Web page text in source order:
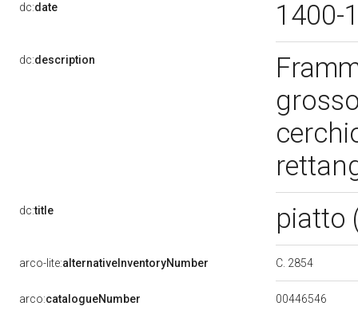
dc:date 1400-
dc:description
dc:title piatto
arco-lite:alternativeInventoryNumber C. 2854
arco:catalogueNumber 00446546